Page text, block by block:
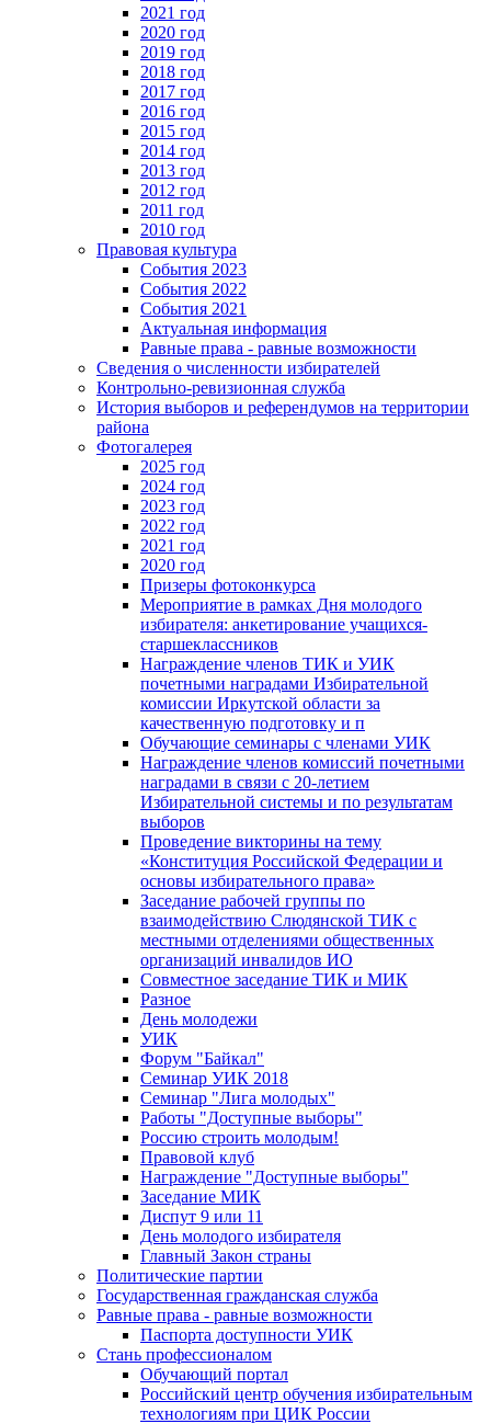
2021 год
2020 год
2019 год
2018 год
2017 год
2016 год
2015 год
2014 год
2013 год
2012 год
2011 год
2010 год
Правовая культура
События 2023
События 2022
События 2021
Актуальная информация
Равные права - равные возможности
Сведения о численности избирателей
Контрольно-ревизионная служба
История выборов и референдумов на территории
района
Фотогалерея
2025 год
2024 год
2023 год
2022 год
2021 год
2020 год
Призеры фотоконкурса
Мероприятие в рамках Дня молодого
избирателя: анкетирование учащихся-
старшеклассников
Награждение членов ТИК и УИК
почетными наградами Избирательной
комиссии Иркутской области за
качественную подготовку и п
Обучающие семинары с членами УИК
Награждение членов комиссий почетными
наградами в связи с 20-летием
Избирательной системы и по результатам
выборов
Проведение викторины на тему
«Конституция Российской Федерации и
основы избирательного права»
Заседание рабочей группы по
взаимодействию Слюдянской ТИК с
местными отделениями общественных
организаций инвалидов ИО
Совместное заседание ТИК и МИК
Разное
День молодежи
УИК
Форум "Байкал"
Семинар УИК 2018
Семинар "Лига молодых"
Работы "Доступные выборы"
Россию строить молодым!
Правовой клуб
Награждение "Доступные выборы"
Заседание МИК
Диспут 9 или 11
День молодого избирателя
Главный Закон страны
Политические партии
Государственная гражданская служба
Равные права - равные возможности
Паспорта доступности УИК
Стань профессионалом
Обучающий портал
Российский центр обучения избирательным
технологиям при ЦИК России